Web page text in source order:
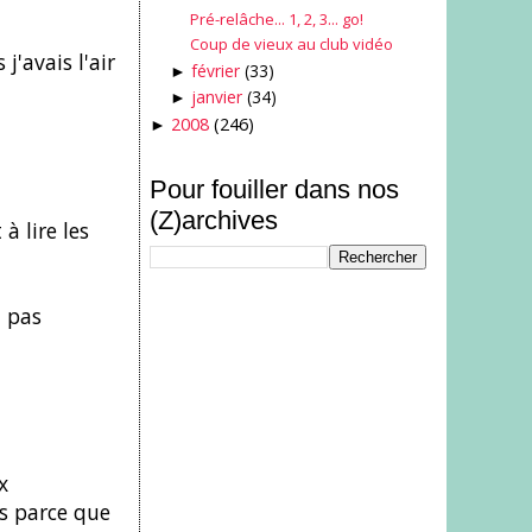
j'avais l'air
lire les
pas
parce que
Pré-relâche... 1, 2, 3... go!
Coup de vieux au club vidéo
► février (33)
► janvier (34)
► 2008 (246)
Pour fouiller dans nos
(Z)archives